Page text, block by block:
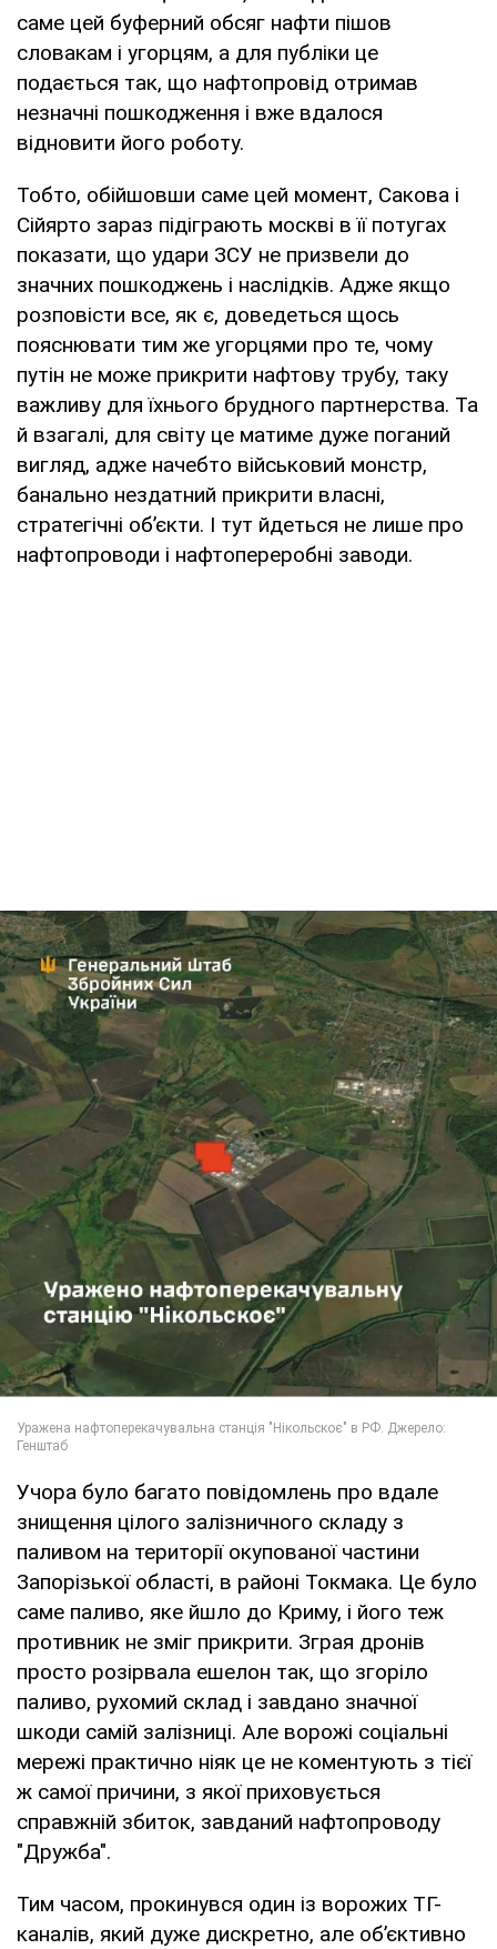
саме цей буферний обсяг нафти пішов
словакам і угорцям, а для публіки це
подається так, що нафтопровід отримав
незначні пошкодження і вже вдалося
відновити його роботу.
Тобто, обійшовши саме цей момент, Сакова і
Сійярто зараз підіграють москві в її потугах
показати, що удари ЗСУ не призвели до
значних пошкоджень і наслідків. Адже якщо
розповісти все, як є, доведеться щось
пояснювати тим же угорцями про те, чому
путін не може прикрити нафтову трубу, таку
важливу для їхнього брудного партнерства. Та
й взагалі, для світу це матиме дуже поганий
вигляд, адже начебто військовий монстр,
банально нездатний прикрити власні,
стратегічні об’єкти. І тут йдеться не лише про
нафтопроводи і нафтопереробні заводи.
Учора було багато повідомлень про вдале
знищення цілого залізничного складу з
паливом на території окупованої частини
Запорізької області, в районі Токмака. Це було
саме паливо, яке йшло до Криму, і його теж
противник не зміг прикрити. Зграя дронів
просто розірвала ешелон так, що згоріло
паливо, рухомий склад і завдано значної
шкоди самій залізниці. Але ворожі соціальні
мережі практично ніяк це не коментують з тієї
ж самої причини, з якої приховується
справжній збиток, завданий нафтопроводу
"Дружба".
Тим часом, прокинувся один із ворожих ТГ-
каналів, який дуже дискретно, але об’єктивно